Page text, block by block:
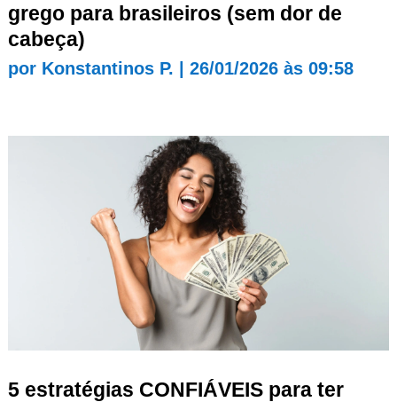
grego para brasileiros (sem dor de
cabeça)
por Konstantinos P. 26/01/2026 às 09:58
5 estratégias CONFIÁVEIS para ter